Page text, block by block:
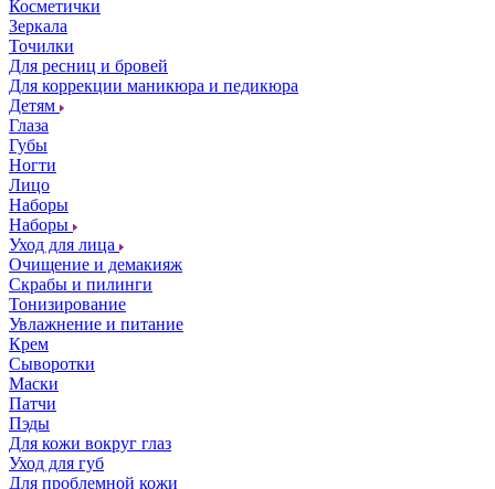
Косметички
Зеркала
Точилки
Для ресниц и бровей
Для коррекции маникюра и педикюра
Детям
Глаза
Губы
Ногти
Лицо
Наборы
Наборы
Уход для лица
Очищение и демакияж
Скрабы и пилинги
Тонизирование
Увлажнение и питание
Крем
Сыворотки
Маски
Патчи
Пэды
Для кожи вокруг глаз
Уход для губ
Для проблемной кожи